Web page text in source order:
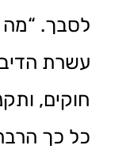
לסבך. “מה
עשרת
חוקים,
כל כך